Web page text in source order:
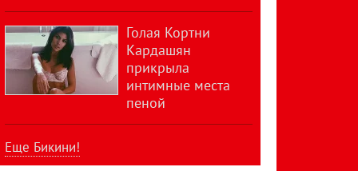
Голая Кортни
Кардашян
прикрыла
интимные места
пеной
Еще Бикини!